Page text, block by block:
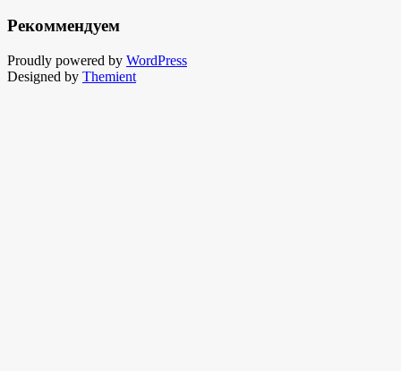
Рекоммендуем
Proudly powered by WordPress
Designed by Themient